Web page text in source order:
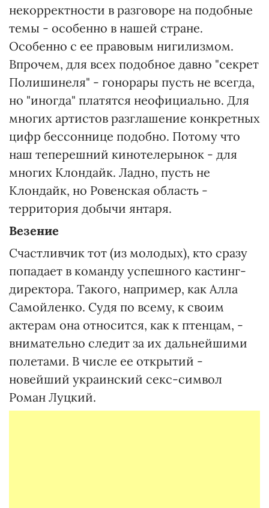
некорректности в разговоре на подобные
темы - особенно в нашей стране.
Особенно с ее правовым нигилизмом.
Впрочем, для всех подобное давно "секрет
Полишинеля" - гонорары пусть не всегда,
но "иногда" платятся неофициально. Для
многих артистов разглашение конкретных
цифр бессоннице подобно. Потому что
наш теперешний кинотелерынок - для
многих Клондайк. Ладно, пусть не
Клондайк, но Ровенская область -
территория добычи янтаря.
Везение
Счастливчик тот (из молодых), кто сразу
попадает в команду успешного кастинг-
директора. Такого, например, как Алла
Самойленко. Судя по всему, к своим
актерам она относится, как к птенцам, -
внимательно следит за их дальнейшими
полетами. В числе ее открытий -
новейший украинский секс-символ
Роман Луцкий.